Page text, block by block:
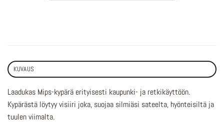
KUVAUS
Laadukas Mips-kypärä erityisesti kaupunki- ja retkikäyttöön.
Kypärästä löytyy visiiri joka, suojaa silmiäsi sateelta, hyönteisiltä ja
tuulen viimalta.